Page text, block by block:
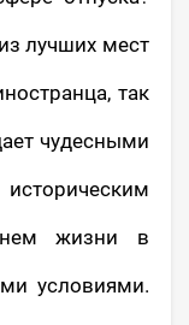
лучших мест
так
чудесными
жизни в
условиями.